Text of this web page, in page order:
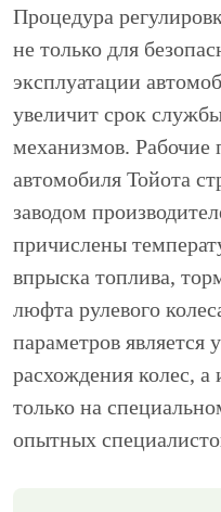
Процедура
не только для
эксплуатации
увеличит срок
механизмов. Рабочие
автомобиля Тойота
заводом
причислены
впрыска топлива,
люфта рулевого
параметров является
расхождения колес,
только на
опытных